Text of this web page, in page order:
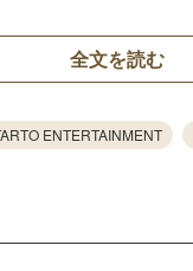
全文を読む
ENTERTAINMENT